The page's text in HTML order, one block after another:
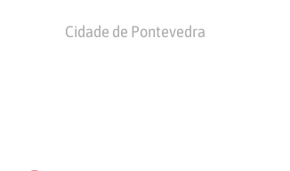
Cidade de Pontevedra